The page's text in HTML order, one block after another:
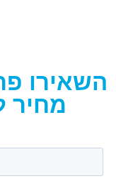
השאירו
מחיר